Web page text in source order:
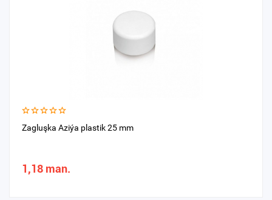
Zagluşka Aziýa plastik 25 mm
1,18 man.